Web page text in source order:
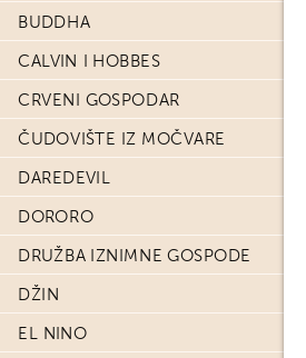
BUDDHA
CALVIN I HOBBES
CRVENI GOSPODAR
ČUDOVIŠTE IZ MOČVARE
DAREDEVIL
DORORO
DRUŽBA IZNIMNE GOSPODE
DŽIN
EL NINO